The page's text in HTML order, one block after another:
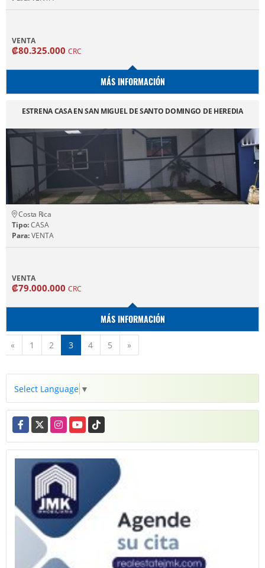
VENTA
₡80.325.000 CRC
MÁS INFORMACIÓN
ESTRENA CASA EN SAN MIGUEL DE SANTO DOMINGO DE HEREDIA
Costa Rica
Tipo:CASA
Para:VENTA
VENTA
₡79.000.000 CRC
MÁS INFORMACIÓN
« Anterior
1 2 3 4 5 »
Select Language ▼
Facebook
X InstagramYouTubeTikTok